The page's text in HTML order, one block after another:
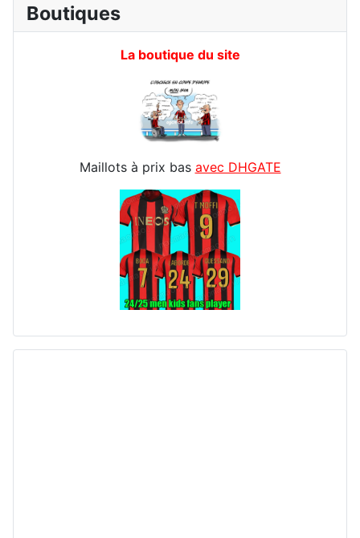
Boutiques
La boutique du site
Maillots à prix bas avec DHGATE